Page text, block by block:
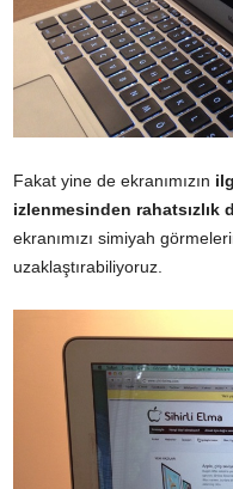
Fakat yine de ekranımızın
izlenmesinden rahatsızlık
ekranımızı simiyah
uzaklaştırabiliyoruz.